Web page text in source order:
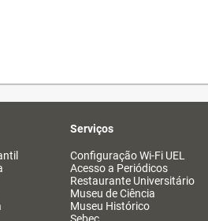
Serviços
Configuração Wi-Fi UEL
Acesso a Periódicos
Restaurante Universitário
Museu de Ciência
Museu Histórico